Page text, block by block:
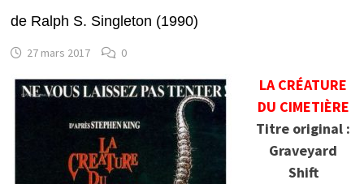
de Ralph S. Singleton (1990)
27 mars 2017 0
LA CRÉATURE
DU CIMETIÈRE
Titre original :
Graveyard
Shift